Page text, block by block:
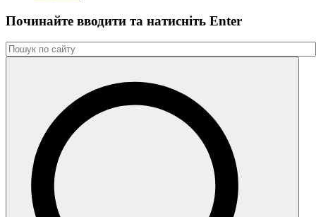
Починайте вводити та натиснiть Enter